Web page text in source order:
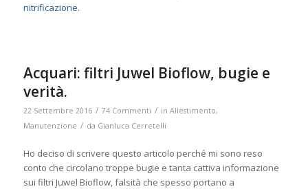
nitrificazione.
Acquari: filtri Juwel Bioflow, bugie e
verità.
22 Settembre 2016 / 74 Commenti / in Allestimento,
Manutenzione / da Gianluca Cerretelli
Ho deciso di scrivere questo articolo perché mi sono reso
conto che circolano troppe bugie e tanta cattiva informazione
sui filtri Juwel Bioflow, falsità che spesso portano a